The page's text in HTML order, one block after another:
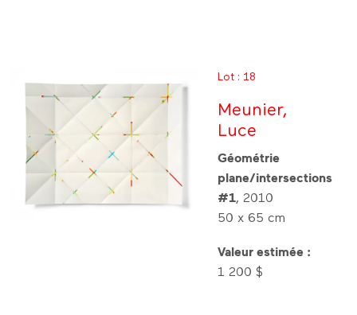
Lot : 18
Meunier,
Luce
Géométrie
plane/intersections
#1, 2010
50 x 65 cm
Valeur estimée :
1 200 $